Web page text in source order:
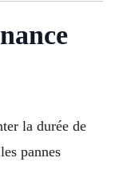
la durée de
pannes